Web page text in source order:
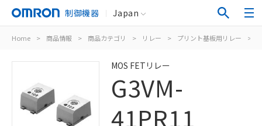
制御機器 Japan
Home > 商品情報 > 商品カテゴリ > リレー > プリント基板用リレー >
MOS FETリレー
G3VM-
41PR11